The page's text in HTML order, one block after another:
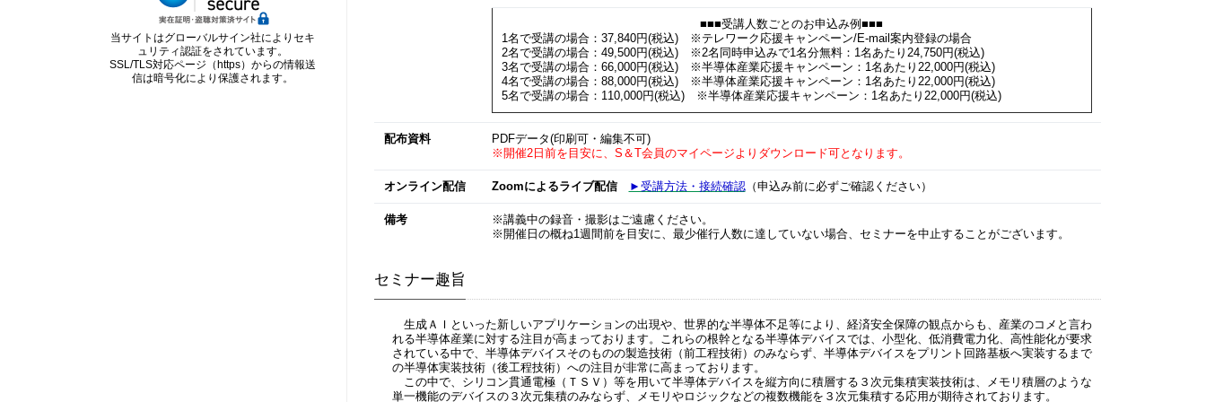
■■■受講人数ごとのお申込み例■■■
1名で受講の場合：37,840円(税込) ※テレワーク応援キャンペーン/E-mail案内登録の場合
2名で受講の場合：49,500円(税込) ※2名同時申込みで1名分無料：1名あたり24,750円(税込)
3名で受講の場合：66,000円(税込) ※半導体産業応援キャンペーン：1名あたり22,000円(税込)
4名で受講の場合：88,000円(税込) ※半導体産業応援キャンペーン：1名あたり22,000円(税込)
5名で受講の場合：110,000円(税込) ※半導体産業応援キャンペーン：1名あたり22,000円(税込)
配布資料
PDFデータ(印刷可・編集不可)
※開催2日前を目安に、S＆T会員のマイページよりダウンロード可となります。
オンライン配信 Zoomによるライブ配信 ►受講方法・接続確認（申込み前に必ずご確認ください）
備考
※講義中の録音・撮影はご遠慮ください。
※開催日の概ね1週間前を目安に、最少催行人数に達していない場合、セミナーを中止することがございます。
セミナー趣旨
生成ＡＩといった新しいアプリケーションの出現や、世界的な半導体不足等により、経済安全保障の観点からも、産業のコメと言わ
れる半導体産業に対する注目が高まっております。これらの根幹となる半導体デバイスでは、小型化、低消費電力化、高性能化が要求
されている中で、半導体デバイスそのものの製造技術（前工程技術）のみならず、半導体デバイスをプリント回路基板へ実装するまで
の半導体実装技術（後工程技術）への注目が非常に高まっております。
この中で、シリコン貫通電極（ＴＳＶ）等を用いて半導体デバイスを縦方向に積層する３次元集積実装技術は、メモリ積層のような
単一機能のデバイスの３次元集積のみならず、メモリやロジックなどの複数機能を３次元集積する応用が期待されております。
当サイトはグローバルサイン社によりセキ
ュリティ認証をされています。
SSL/TLS対応ページ（https）からの情報送
信は暗号化により保護されます。